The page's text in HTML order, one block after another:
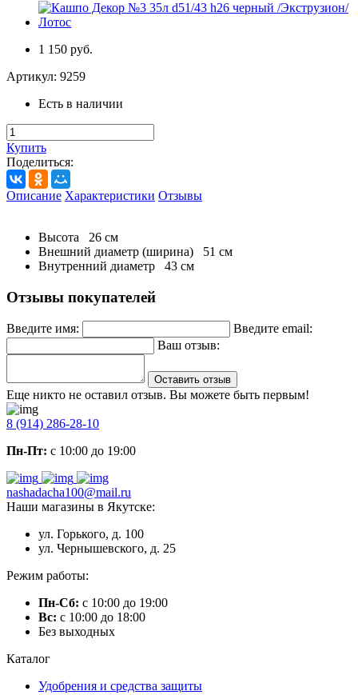
1 150 руб.
Артикул: 9259
Есть в наличии
Купить
Поделиться:
Описание Характеристики Отзывы
Высота 26 см
Внешний диаметр (ширина)
51 см
Внутренний диаметр
43 см
Отзывы покупателей
Введите имя:
Введите email:
Ваш отзыв:
Оставить отзыв
Еще никто не оставил отзыв. Вы можете быть первым!
8 (914) 286-28-10
Пн-Пт: с 10:00 до 19:00
nashadacha100@mail.ru
Наши магазины в Якутске:
ул. Горького, д. 100
ул. Чернышевского, д. 25
Режим работы:
Пн-Сб: с 10:00 до 19:00
Вс: с 10:00 до 18:00
Без выходных
Каталог
Удобрения и средства защиты